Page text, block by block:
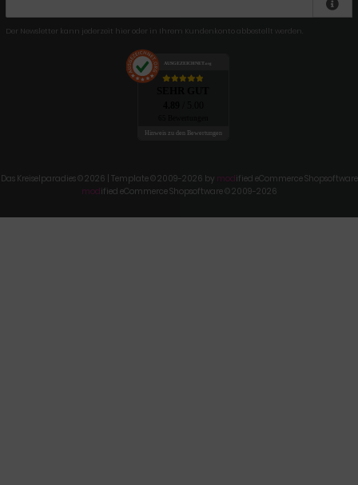
Der Newsletter kann jederzeit hier oder in Ihrem Kundenkonto abbestellt werden.
AUSGEZEICHNET.org
Hinweis zu den Bewertungen
Das Kreiselparadies © 2026 | Template © 2009-2026 by modified eCommerce Shopsoftware
modified eCommerce Shopsoftware © 2009-2026